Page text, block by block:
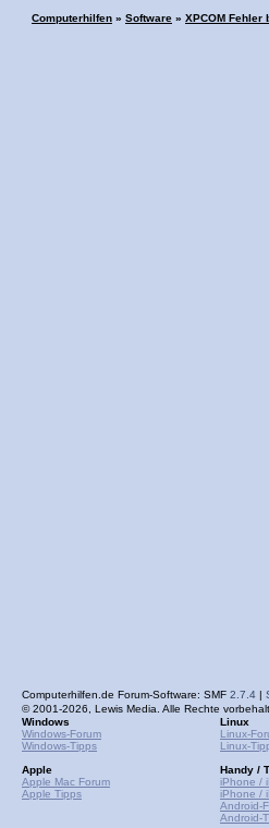
Computerhilfen » Software » XPCOM Fehler
Computerhilfen.de Forum-Software: SMF 2.7.4 |
© 2001-2026, Lewis Media. Alle Rechte
Windows
Windows-Forum
Windows-Tipps
Apple
Apple Mac Forum
Apple Tipps
Linux
Linux-
Linux-
Handy /
iPhone /
iPhone /
Android-
Android-